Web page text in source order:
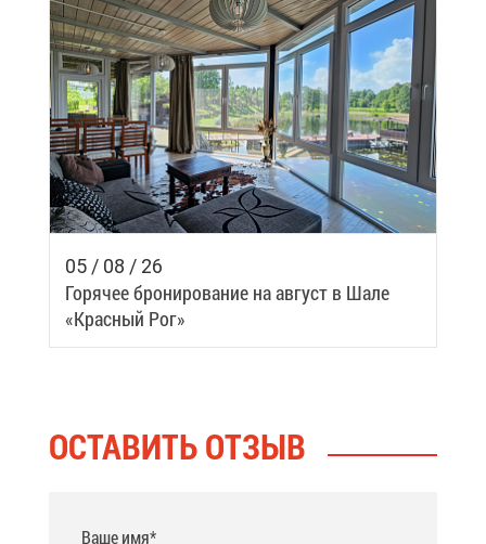
05 / 08 / 26
Го­ря­чее бро­ни­ро­ва­ние на ав­густ в Ша­ле
«Крас­ный Рог»
ОСТА­ВИТЬ ОТ­ЗЫВ
Ваше имя*